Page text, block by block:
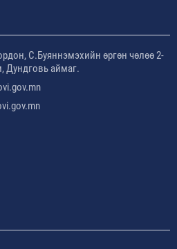
С.Буяннэмэхийн өргөн чөлөө 2-
Дундговь аймаг.